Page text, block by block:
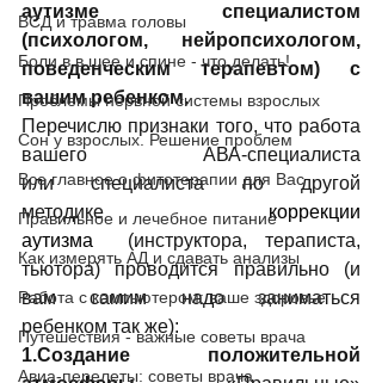
ВСД и травма головы
Боли в в шее и спине - что делать!
Проблемы нервной системы взрослых
Сон у взрослых. Решение проблем
Все главное о фитотерапии для Вас
Правильное и лечебное питание
Как измерять АД и сдавать анализы
Работа с компьютером: ваше здоровье
Путешествия - важные советы врача
Авиа-перелеты: советы врача
аутизме специалистом
(психологом, нейропсихологом,
поведенческим терапевтом) с
вашим ребенком.
Перечислю признаки того, что работа
вашего АВА-специалиста
или специалиста по другой
методике коррекции
аутизма
(инструктора, тераписта,
тьютора) проводится правильно (и
вам самим надо заниматься
ребенком так же):
1.Создание положительной